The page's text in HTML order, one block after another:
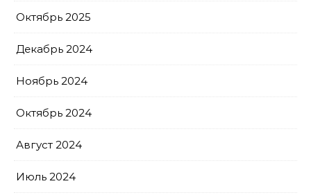
Октябрь 2025
Декабрь 2024
Ноябрь 2024
Октябрь 2024
Август 2024
Июль 2024